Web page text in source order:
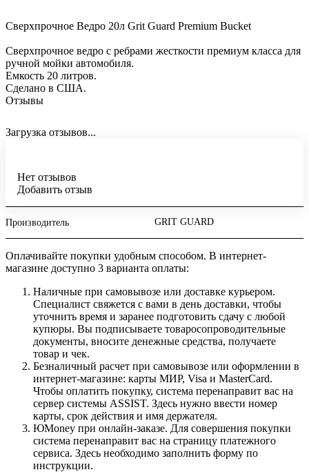
Сверхпрочное Ведро 20л Grit Guard Premium Bucket
Сверхпрочное ведро с ребрами жесткости премиум класса для
ручной мойки автомобиля.
Емкость 20 литров.
Сделано в США.
Отзывы
Загрузка отзывов...
Нет отзывов
Добавить отзыв
Производитель GRIT GUARD
Оплачивайте покупки удобным способом. В интернет-
магазине доступно 3 варианта оплаты:
Наличные при самовывозе или доставке курьером.
Специалист свяжется с вами в день доставки, чтобы
уточнить время и заранее подготовить сдачу с любой
купюры. Вы подписываете товаросопроводительные
документы, вносите денежные средства, получаете
товар и чек.
Безналичный расчет при самовывозе или оформлении в
интернет-магазине: карты МИР, Visa и MasterCard.
Чтобы оплатить покупку, система перенаправит вас на
сервер системы ASSIST. Здесь нужно ввести номер
карты, срок действия и имя держателя.
ЮMoney при онлайн-заказе. Для совершения покупки
система перенаправит вас на страницу платежного
сервиса. Здесь необходимо заполнить форму по
инструкции.